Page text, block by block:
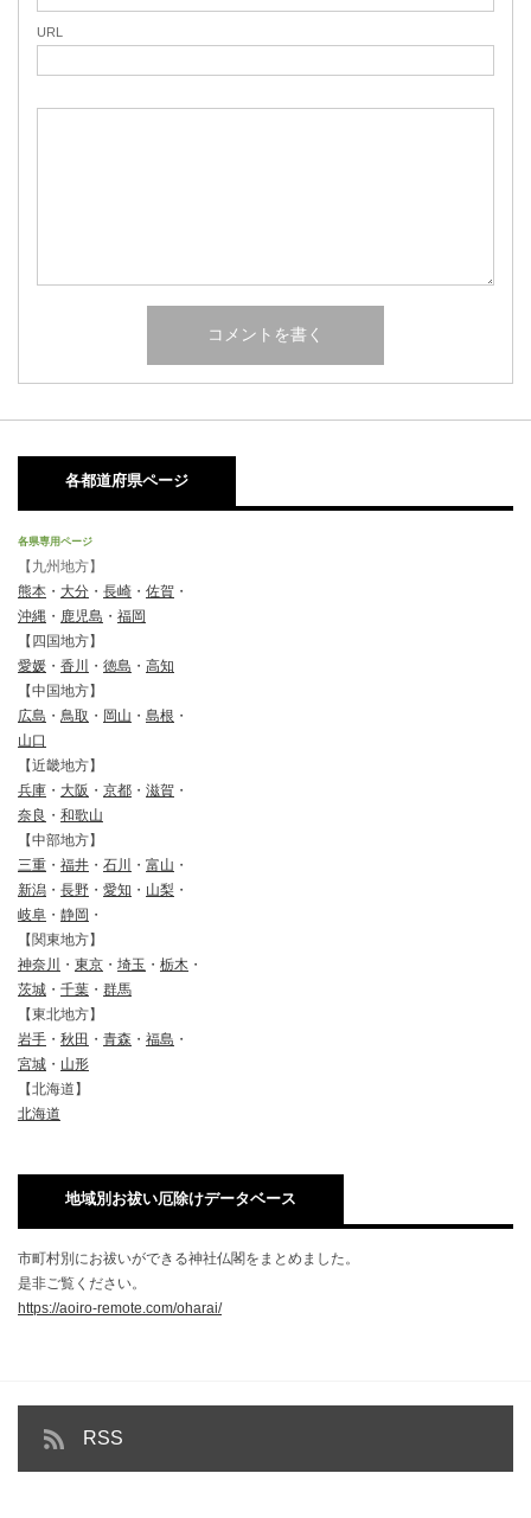
URL
各都道府県ページ
各県専用ページ
【九州地方】
熊本 ・ 大分 ・ 長崎 ・ 佐賀 ・
沖縄 ・ 鹿児島 ・ 福岡
【四国地方】
愛媛 ・ 香川 ・ 徳島 ・ 高知
【中国地方】
広島 ・ 鳥取 ・ 岡山 ・ 島根 ・
山口
【近畿地方】
兵庫 ・ 大阪 ・ 京都 ・ 滋賀 ・
奈良 ・ 和歌山
【中部地方】
三重 ・ 福井 ・ 石川 ・ 富山 ・
新潟 ・ 長野 ・ 愛知 ・ 山梨 ・
岐阜 ・ 静岡 ・
【関東地方】
神奈川
・ 東京 ・ 埼玉 ・ 栃木 ・
茨城 ・ 千葉 ・ 群馬
【東北地方】
岩手 ・ 秋田 ・ 青森 ・ 福島 ・
宮城 ・ 山形
【北海道】
北海道
地域別お祓い厄除けデータベース
市町村別にお祓いができる神社仏閣をまとめました。
是非ご覧ください。
https://aoiro-remote.com/oharai/
RSS